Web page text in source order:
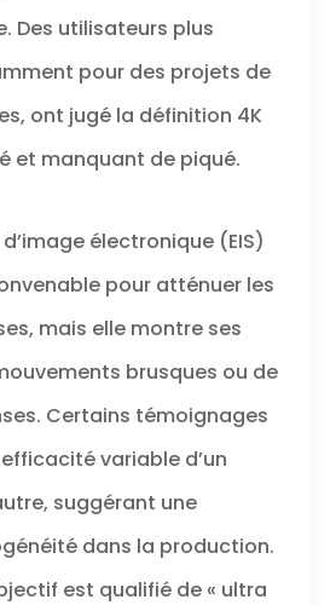
pouvez
appareil
intelligent sans
fil.
Des utilisateurs plus
pour des projets de
ont jugé la définition 4K
et manquant de piqué.
électronique (EIS)
pour atténuer les
mais elle montre ses
brusques ou de
Certains témoignages
variable d’un
suggérant une
dans la production.
est qualifié de « ultra